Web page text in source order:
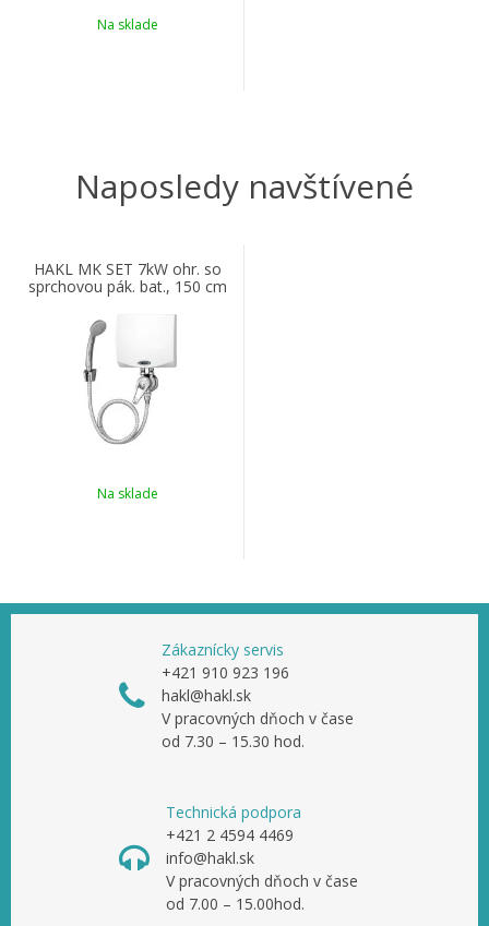
Na sklade
Naposledy navštívené
HAKL MK SET 7kW ohr. so
sprchovou pák. bat., 150 cm
Na sklade
Zákaznícky servis
+421 910 923 196
hakl@hakl.sk
V pracovných dňoch v čase
od 7.30 – 15.30 hod.
Technická podpora
+421 2 4594 4469
info@hakl.sk
V pracovných dňoch v čase
od 7.00 – 15.00hod.